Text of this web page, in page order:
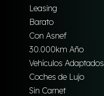
Leasing
Barato
Con Asnef
30.000km Año
Vehículos Adaptados
Coches de Lujo
Sin Carnet